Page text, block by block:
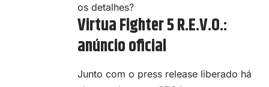
os detalhes?
Virtua Fighter 5 R.E.V.O.:
anúncio oficial
Junto com o press release liberado há